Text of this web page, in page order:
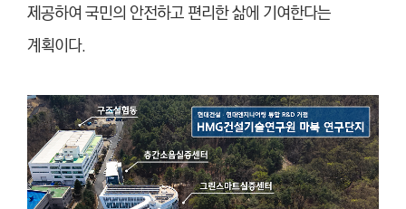
제공하여 국민의 안전하고 편리한 삶에 기여한다는
계획이다.